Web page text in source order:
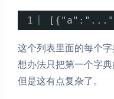
1
这个列表里面的每个
想办法只把第一个字
但是这有点复杂了。